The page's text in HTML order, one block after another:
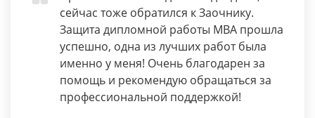
сейчас тоже обратился к Заочнику.
Защита дипломной работы МВА прошла
успешно, одна из лучших работ была
именно у меня! Очень благодарен за
помощь и рекомендую обращаться за
профессиональной поддержкой!